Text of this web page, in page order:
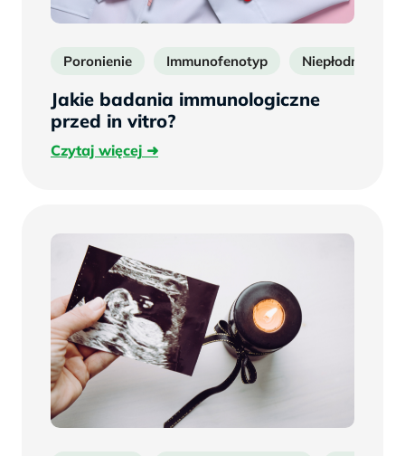
Poronienie Immunofenotyp Niepłodność
Jakie badania immunologiczne
przed in vitro?
Czytaj więcejCzytaj